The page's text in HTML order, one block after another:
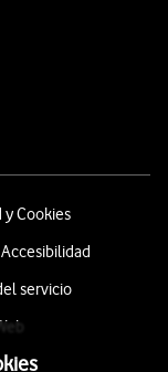
y Cookies
Accesibilidad
servicio